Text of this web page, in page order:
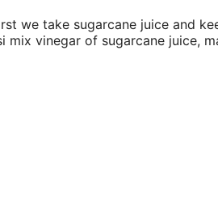
we take sugarcane juice and
vinegar of sugarcane juice,